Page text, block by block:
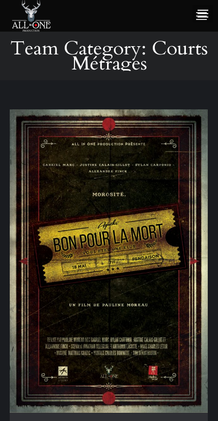
Team Category: Courts
Métrages